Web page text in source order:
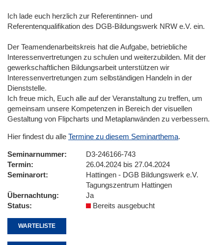
Ich lade euch herzlich zur Referentinnen- und
Referentenqualifikation des DGB-Bildungswerk NRW e.V. ein.
Der Teamendenarbeitskreis hat die Aufgabe, betriebliche
Interessenvertretungen zu schulen und weiterzubilden. Mit der
gewerkschaftlichen Bildungsarbeit unterstützen wir
Interessenvertretungen zum selbständigen Handeln in der
Dienststelle.
Ich freue mich, Euch alle auf der Veranstaltung zu treffen, um
gemeinsam unsere Kompetenzen in Bereich der visuellen
Gestaltung von Flipcharts und Metaplanwänden zu verbessern.
Hier findest du alle Termine zu diesem Seminarthema.
Seminarnummer
D3-246166-743
Termin
26.04.2024 bis 27.04.2024
Seminarort
Hattingen - DGB Bildungswerk e.V.
Tagungszentrum Hattingen
Übernachtung
Ja
Status
Bereits ausgebucht
WARTELISTE